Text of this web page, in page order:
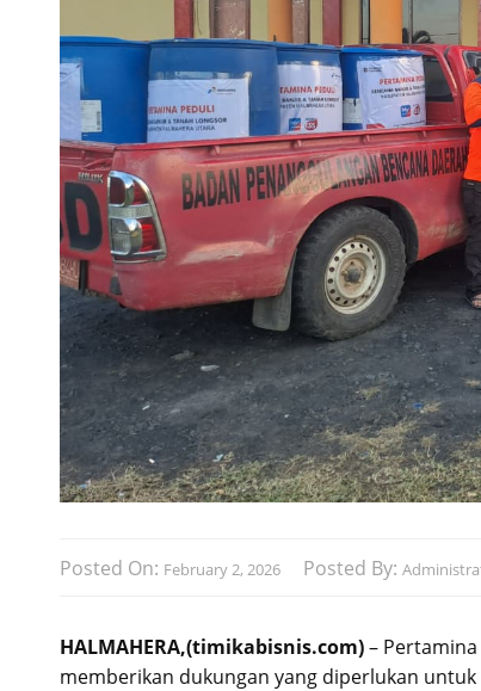
Posted On: February 2, 2026 Posted By:
HALMAHERA,(timikabisnis.com)–
memberikan dukungan yang diperlukan